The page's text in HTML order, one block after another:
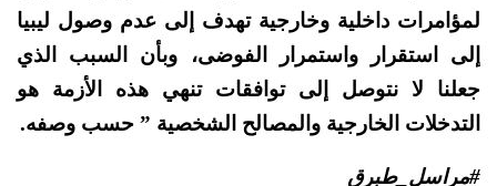
لمؤامرات داخلية وخارجية تهدف إلى عدم وصول ليبيا
إلى استقرار واستمرار الفوضى، وبأن السبب الذي
جعلنا لا نتوصل إلى توافقات تنهي هذه الأزمة هو
التدخلات الخارجية والمصالح الشخصية ” حسب وصفه.
#مراسل_طبرق